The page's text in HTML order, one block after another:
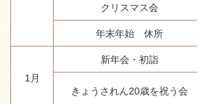
クリスマス会
年末年始 休所
1月
新年会・初詣
きょうされん20歳を祝う会